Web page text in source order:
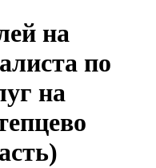
на
по
на